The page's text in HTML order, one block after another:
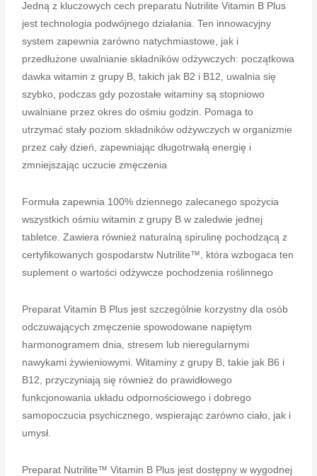
Jedną z kluczowych cech preparatu Nutrilite Vitamin B Plus
jest technologia podwójnego działania. Ten innowacyjny
system zapewnia zarówno natychmiastowe, jak i
przedłużone uwalnianie składników odżywczych: początkowa
dawka witamin z grupy B, takich jak B2 i B12, uwalnia się
szybko, podczas gdy pozostałe witaminy są stopniowo
uwalniane przez okres do ośmiu godzin. Pomaga to
utrzymać stały poziom składników odżywczych w organizmie
przez cały dzień, zapewniając długotrwałą energię i
zmniejszając uczucie zmęczenia
Formuła zapewnia 100% dziennego zalecanego spożycia
wszystkich ośmiu witamin z grupy B w zaledwie jednej
tabletce. Zawiera również naturalną spirulinę pochodzącą z
certyfikowanych gospodarstw Nutrilite™, która wzbogaca ten
suplement o wartości odżywcze pochodzenia roślinnego
Preparat Vitamin B Plus jest szczególnie korzystny dla osób
odczuwających zmęczenie spowodowane napiętym
harmonogramem dnia, stresem lub nieregularnymi
nawykami żywieniowymi. Witaminy z grupy B, takie jak B6 i
B12, przyczyniają się również do prawidłowego
funkcjonowania układu odpornościowego i dobrego
samopoczucia psychicznego, wspierając zarówno ciało, jak i
umysł.
Preparat Nutrilite™ Vitamin B Plus jest dostępny w wygodnej